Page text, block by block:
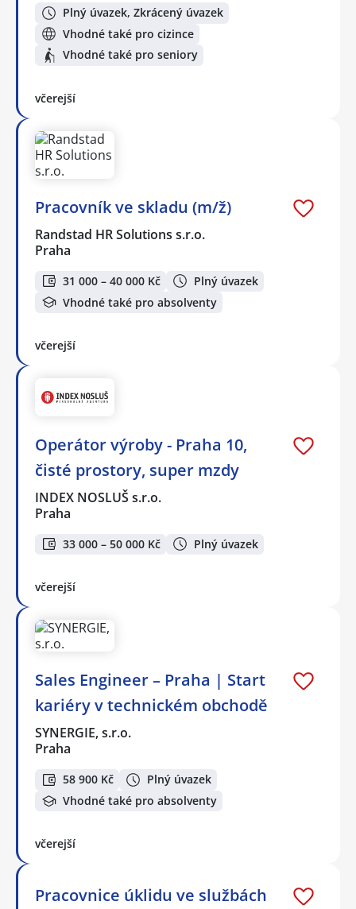
Plný úvazek, Zkrácený úvazek
Vhodné také pro cizince
Vhodné také pro seniory
včerejší
Pracovník ve skladu (m/ž)
Randstad HR Solutions s.r.o.
Praha
31 000 – 40 000 Kč
Plný úvazek
Vhodné také pro absolventy
včerejší
Operátor výroby - Praha 10,
čisté prostory, super mzdy
INDEX NOSLUŠ s.r.o.
Praha
33 000 – 50 000 Kč Plný úvazek
včerejší
Sales Engineer – Praha | Start
kariéry v technickém obchodě
SYNERGIE, s.r.o.
Praha
58 900 Kč
Plný úvazek
Vhodné také pro absolventy
včerejší
Pracovnice úklidu ve službách